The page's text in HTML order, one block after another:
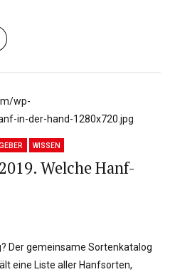
WISSEN
Welche Hanf-
Der gemeinsame Sortenkatalog
eine Liste aller Hanfsorten,